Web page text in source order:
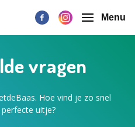
Menu
vragen
Hoe vind je zo snel
uitje?